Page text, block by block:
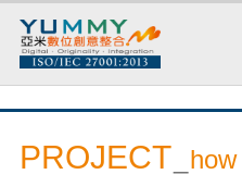
PROJECT